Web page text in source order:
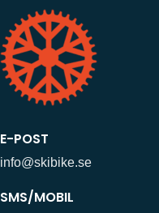
E-POST
info@skibike.se
SMS/MOBIL